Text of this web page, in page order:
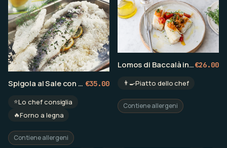
Spigola al Sale con patate al forno €35.00
⭐Lo chef consiglia
🔥Forno a legna
Contiene allergeni
Lomos di Baccalà in salsa Mediterranea€26.00
👨‍🍳Piatto dello chef
Contiene allergeni